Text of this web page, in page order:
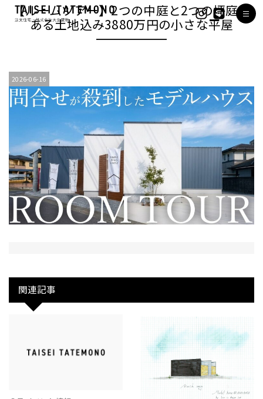
【ルームツアー】2つの中庭と2つの坪庭が
ある土地込み3880万円の小さな平屋
2026-06-16
関連記事